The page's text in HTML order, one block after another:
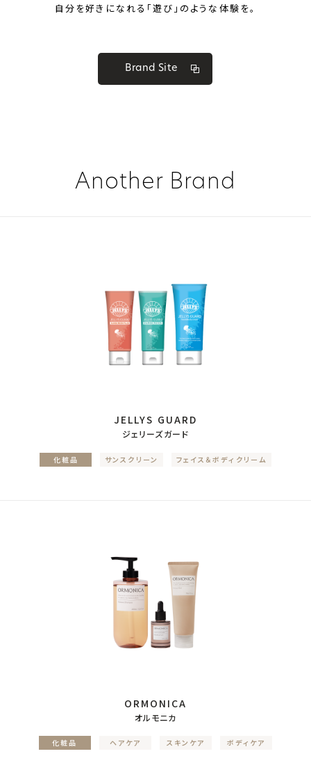
自分を好きになれる「遊び」のような体験を。
Brand Site
Another Brand
JELLYS GUARD
ジェリーズガード
化粧品 サンスクリーン フェイス＆ボディクリーム
ORMONICA
オルモニカ
化粧品 ヘアケア スキンケア ボディケア